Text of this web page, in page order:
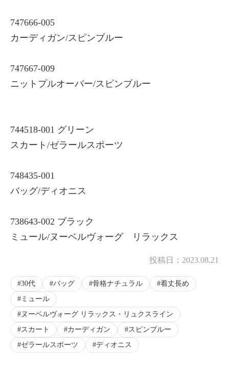
747666-005
カーディガン/スピンブルー
747667-009
ニットプルオーバー/スピンブルー
744518-001 グリーン
スカート/ゼラールスポーツ
748435-001
バッグ/ディオニス
738643-002 ブラック
ミュール/ヌーベルヴォーグ リラックス
投稿日： 2023.08.21
30代 バッグ 骨格ナチュラル
着丈長め
ミュール
ヌーベルヴォーグ リラックス・リュクスライン
スカート
カーディガン
スピンブルー
ゼラールスポーツ
ディオニス